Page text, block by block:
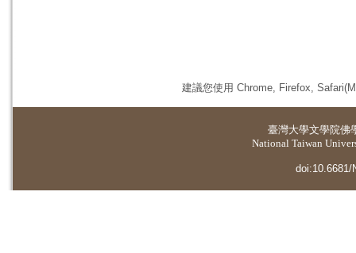
建議您使用 Chrome, Firefox,
臺灣大學文學院佛
National Taiwan
doi:10.6681/